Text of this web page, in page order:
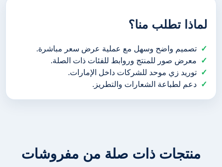
لماذا تطلب منا؟
تصميم واضح وسهل مع عملية عرض سعر مباشرة.
معرض صور للمنتج وروابط للفئات ذات الصلة.
توريد زي موحد للشركات داخل الإمارات.
دعم لطباعة الشعارات والتطريز.
منتجات ذات صلة من مفروشات